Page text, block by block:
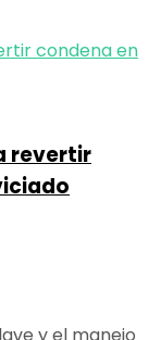
revertir
y el manejo